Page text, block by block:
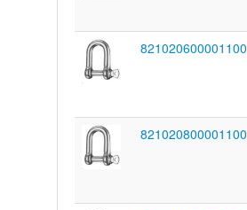
821020600001100
821020800001100